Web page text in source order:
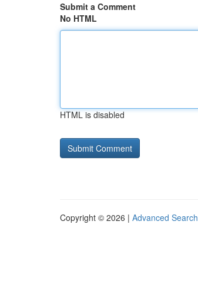
Submit a Comment
No HTML
HTML is disabled
Copyright © 2026 | Advanced Search